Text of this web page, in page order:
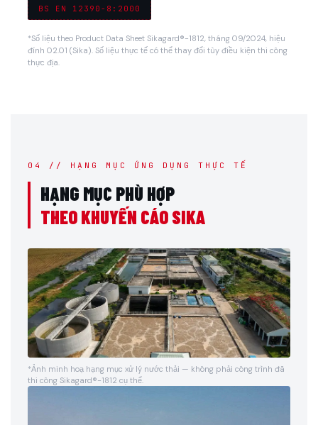
BS EN 12390-8:2000
*Số liệu theo Product Data Sheet Sikagard®-1812, tháng 09/2024, hiệu
đính 02.01 (Sika). Số liệu thực tế có thể thay đổi tùy điều kiện thi công
thực địa.
04 // HẠNG MỤC ỨNG DỤNG THỰC TẾ
HẠNG MỤC PHÙ HỢP
THEO KHUYẾN CÁO SIKA
*Ảnh minh hoạ hạng mục xử lý nước thải — không phải công trình đã
thi công Sikagard®-1812 cụ thể.